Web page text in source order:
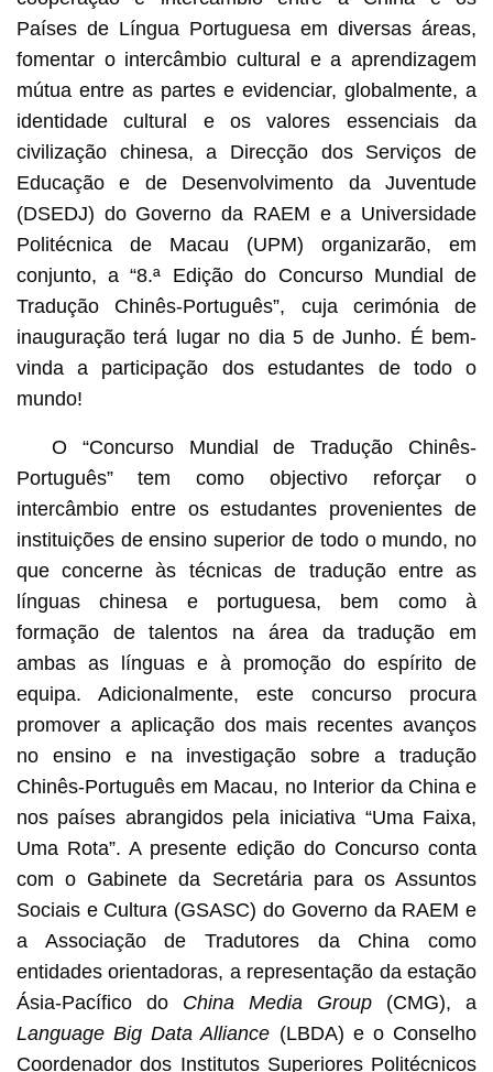
Países de Língua Portuguesa em diversas áreas,
fomentar o intercâmbio cultural e a aprendizagem
mútua entre as partes e evidenciar, globalmente, a
identidade cultural e os valores essenciais da
civilização chinesa, a Direcção dos Serviços de
Educação e de Desenvolvimento da Juventude
(DSEDJ) do Governo da RAEM e a Universidade
Politécnica de Macau (UPM) organizarão, em
conjunto, a “8.ª Edição do Concurso Mundial de
Tradução Chinês-Português”, cuja cerimónia de
inauguração terá lugar no dia 5 de Junho. É bem-
vinda a participação dos estudantes de todo o
mundo!
O “Concurso Mundial de Tradução Chinês-
Português” tem como objectivo reforçar o
intercâmbio entre os estudantes provenientes de
instituições de ensino superior de todo o mundo, no
que concerne às técnicas de tradução entre as
línguas chinesa e portuguesa, bem como à
formação de talentos na área da tradução em
ambas as línguas e à promoção do espírito de
equipa. Adicionalmente, este concurso procura
promover a aplicação dos mais recentes avanços
no ensino e na investigação sobre a tradução
Chinês-Português em Macau, no Interior da China e
nos países abrangidos pela iniciativa “Uma Faixa,
Uma Rota”. A presente edição do Concurso conta
com o Gabinete da Secretária para os Assuntos
Sociais e Cultura (GSASC) do Governo da RAEM e
a Associação de Tradutores da China como
entidades orientadoras, a representação da estação
Ásia-Pacífico do China Media Group (CMG), a
Language Big Data Alliance (LBDA) e o Conselho
Coordenador dos Institutos Superiores Politécnicos